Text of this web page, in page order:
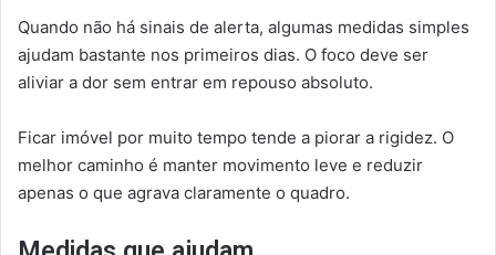
Quando não há sinais de alerta, algumas medidas simples
ajudam bastante nos primeiros dias. O foco deve ser
aliviar a dor sem entrar em repouso absoluto.
Ficar imóvel por muito tempo tende a piorar a rigidez. O
melhor caminho é manter movimento leve e reduzir
apenas o que agrava claramente o quadro.